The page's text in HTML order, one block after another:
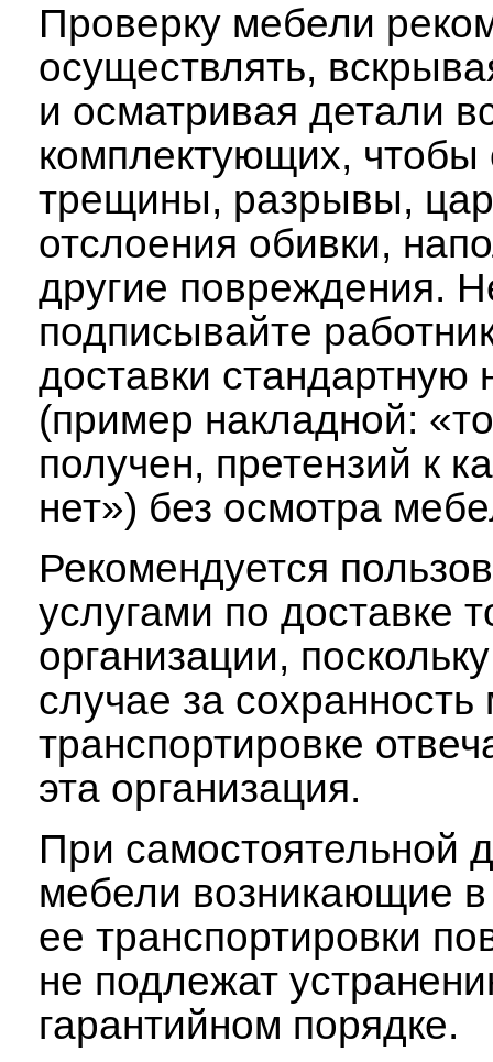
Проверку мебели
осуществлять,
и осматривая детали
комплектующих, чтобы
трещины, разрывы,
отслоения обивки,
другие повреждения.
подписывайте
доставки стандартную
(пример накладной:
получен, претензий к
нет») без осмотра
Рекомендуется
услугами по доставке
организации,
случае за
транспортировке
эта организация.
При самостоятельной
мебели возникающие в
ее транспортировки
не подлежат
гарантийном порядке.